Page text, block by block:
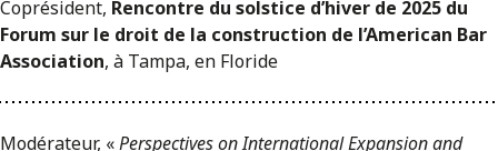
Coprésident, Rencontre du solstice d’hiver de 2025 du
Forum sur le droit de la construction de l’American Bar
Association, à Tampa, en Floride
Modérateur, «Perspectives on International Expansion and